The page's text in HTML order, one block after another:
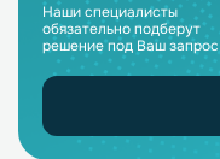
Наши специалисты
обязательно подберут
решение под Ваш